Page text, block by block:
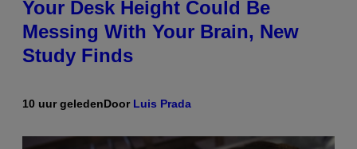
Your Desk Height Could Be
Messing With Your Brain, New
Study Finds
10 uur geledenDoor Luis Prada